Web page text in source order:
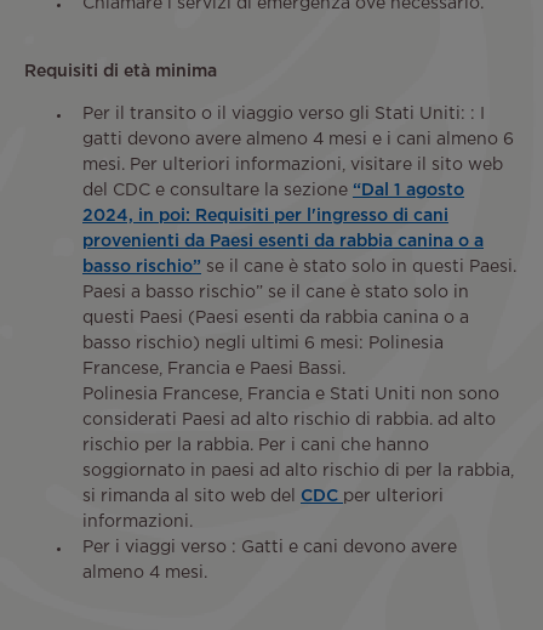
Chiamare i servizi di emergenza ove necessario.
Requisiti di età minima
Per il transito o il viaggio verso gli Stati Uniti: : I
gatti devono avere almeno 4 mesi e i cani almeno 6
mesi. Per ulteriori informazioni, visitare il sito web
del CDC e consultare la sezione “Dal 1 agosto
2024, in poi: Requisiti per l'ingresso di cani
provenienti da Paesi esenti da rabbia canina o a
basso rischio” se il cane è stato solo in questi Paesi.
Paesi a basso rischio” se il cane è stato solo in
questi Paesi (Paesi esenti da rabbia canina o a
basso rischio) negli ultimi 6 mesi: Polinesia
Francese, Francia e Paesi Bassi.
Polinesia Francese, Francia e Stati Uniti non sono
considerati Paesi ad alto rischio di rabbia. ad alto
rischio per la rabbia. Per i cani che hanno
soggiornato in paesi ad alto rischio di per la rabbia,
si rimanda al sito web del CDC per ulteriori
informazioni.
Per i viaggi verso : Gatti e cani devono avere
almeno 4 mesi.